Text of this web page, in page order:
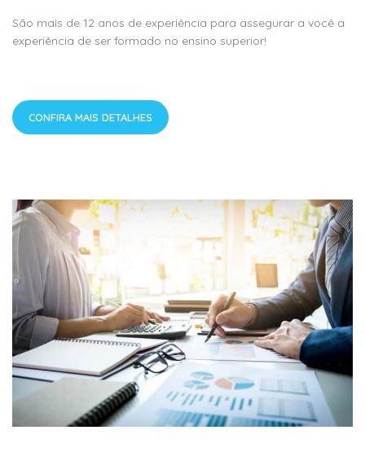
São mais de 12 anos de experiência para assegurar a você a
experiência de ser formado no ensino superior!
CONFIRA MAIS DETALHES